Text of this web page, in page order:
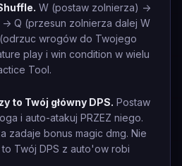
W (postaw zolnierza) ->
> Q (przesun zolnierza dalej W
(odrzuc wrogów do Twojego
play i win condition w wielu
Tool.
to Twój główny DPS. Postaw
i auto-atakuj PRZEZ niego.
zadaje bonus magic dmg. Nie
Twój DPS z auto'ow robi